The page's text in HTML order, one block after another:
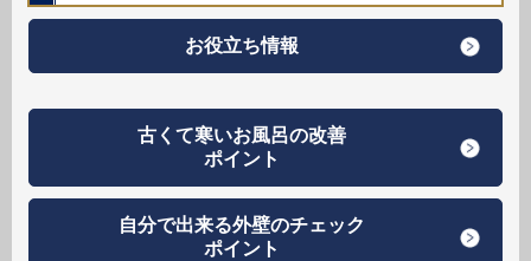
お役立ち情報
古くて寒いお風呂の改善
ポイント
自分で出来る外壁のチェック
ポイント